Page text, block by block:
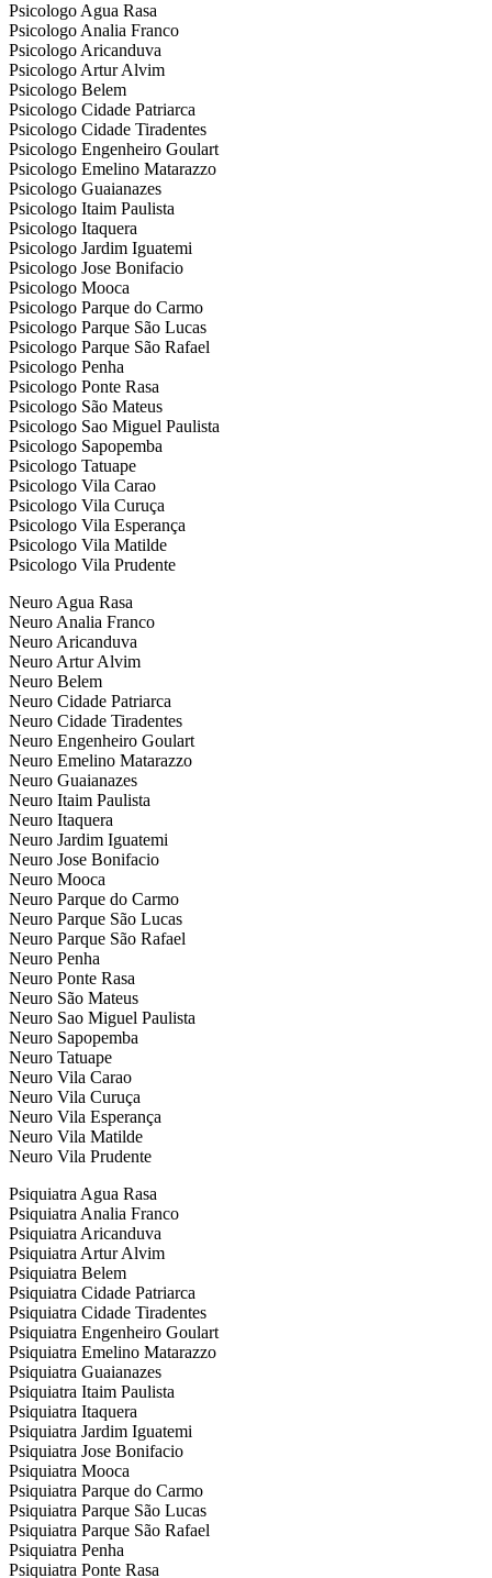
Psicologo Agua Rasa
Psicologo Analia Franco
Psicologo Aricanduva
Psicologo Artur Alvim
Psicologo Belem
Psicologo Cidade Patriarca
Psicologo Cidade Tiradentes
Psicologo Engenheiro Goulart
Psicologo Emelino Matarazzo
Psicologo Guaianazes
Psicologo Itaim Paulista
Psicologo Itaquera
Psicologo Jardim Iguatemi
Psicologo Jose Bonifacio
Psicologo Mooca
Psicologo Parque do Carmo
Psicologo Parque São Lucas
Psicologo Parque São Rafael
Psicologo Penha
Psicologo Ponte Rasa
Psicologo São Mateus
Psicologo Sao Miguel Paulista
Psicologo Sapopemba
Psicologo Tatuape
Psicologo Vila Carao
Psicologo Vila Curuça
Psicologo Vila Esperança
Psicologo Vila Matilde
Psicologo Vila Prudente
Neuro Agua Rasa
Neuro Analia Franco
Neuro Aricanduva
Neuro Artur Alvim
Neuro Belem
Neuro Cidade Patriarca
Neuro Cidade Tiradentes
Neuro Engenheiro Goulart
Neuro Emelino Matarazzo
Neuro Guaianazes
Neuro Itaim Paulista
Neuro Itaquera
Neuro Jardim Iguatemi
Neuro Jose Bonifacio
Neuro Mooca
Neuro Parque do Carmo
Neuro Parque São Lucas
Neuro Parque São Rafael
Neuro Penha
Neuro Ponte Rasa
Neuro São Mateus
Neuro Sao Miguel Paulista
Neuro Sapopemba
Neuro Tatuape
Neuro Vila Carao
Neuro Vila Curuça
Neuro Vila Esperança
Neuro Vila Matilde
Neuro Vila Prudente
Psiquiatra Agua Rasa
Psiquiatra Analia Franco
Psiquiatra Aricanduva
Psiquiatra Artur Alvim
Psiquiatra Belem
Psiquiatra Cidade Patriarca
Psiquiatra Cidade Tiradentes
Psiquiatra Engenheiro Goulart
Psiquiatra Emelino Matarazzo
Psiquiatra Guaianazes
Psiquiatra Itaim Paulista
Psiquiatra Itaquera
Psiquiatra Jardim Iguatemi
Psiquiatra Jose Bonifacio
Psiquiatra Mooca
Psiquiatra Parque do Carmo
Psiquiatra Parque São Lucas
Psiquiatra Parque São Rafael
Psiquiatra Penha
Psiquiatra Ponte Rasa